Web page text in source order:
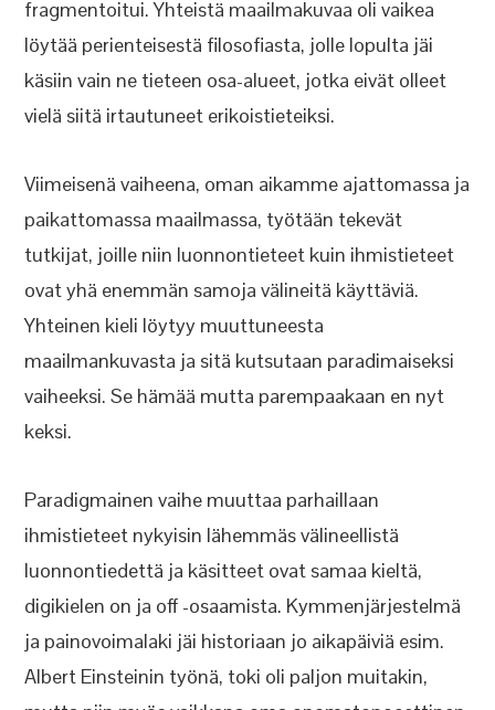
fragmentoitui. Yhteistä maailmakuvaa oli vaikea
löytää perienteisestä filosofiasta, jolle lopulta jäi
käsiin vain ne tieteen osa-alueet, jotka eivät olleet
vielä siitä irtautuneet erikoistieteiksi.
Viimeisenä vaiheena, oman aikamme ajattomassa ja
paikattomassa maailmassa, työtään tekevät
tutkijat, joille niin luonnontieteet kuin ihmistieteet
ovat yhä enemmän samoja välineitä käyttäviä.
Yhteinen kieli löytyy muuttuneesta
maailmankuvasta ja sitä kutsutaan paradimaiseksi
vaiheeksi. Se hämää mutta parempaakaan en nyt
keksi.
Paradigmainen vaihe muuttaa parhaillaan
ihmistieteet nykyisin lähemmäs välineellistä
luonnontiedettä ja käsitteet ovat samaa kieltä,
digikielen on ja off -osaamista. Kymmenjärjestelmä
ja painovoimalaki jäi historiaan jo aikapäiviä esim.
Albert Einsteinin työnä, toki oli paljon muitakin,